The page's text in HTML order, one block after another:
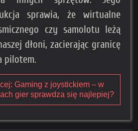
sprawia, że wirtualne
czy samolotu leżą
dłoni, zacierając granicę
pilotem.
Gaming z joystickiem – w
gier sprawdza się najlepiej?